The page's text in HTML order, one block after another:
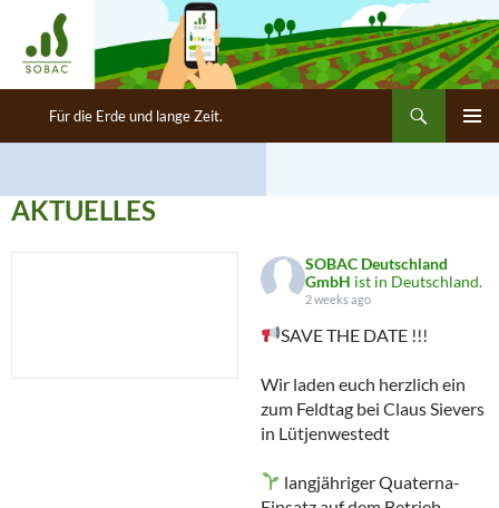
Für die Erde und lange Zeit.
SOBAC Deutschland GmbH
AKTUELLES
SOBAC Deutschland
GmbH ist in Deutschland.
2 weeks ago
SAVE THE DATE !!!
Wir laden euch herzlich ein
zum Feldtag bei Claus Sievers
in Lütjenwestedt
langjähriger Quaterna-